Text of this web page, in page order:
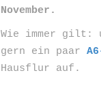
November.
Wie immer gilt:
gern ein paar
Hausflur auf.